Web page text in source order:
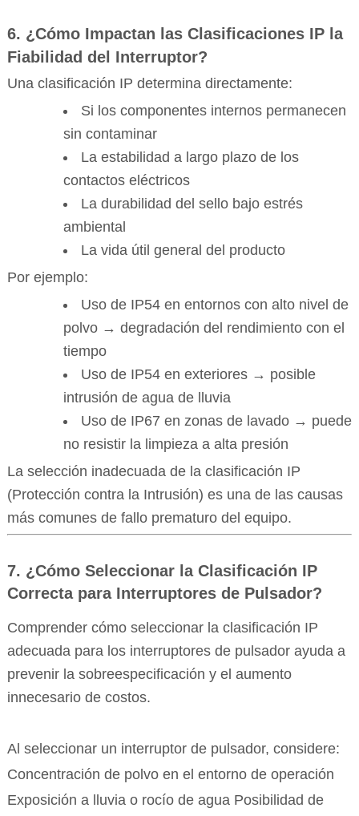
6. ¿Cómo Impactan las Clasificaciones IP la
Fiabilidad del Interruptor?
Una clasificación IP determina directamente:
Si los componentes internos permanecen
sin contaminar
La estabilidad a largo plazo de los
contactos eléctricos
La durabilidad del sello bajo estrés
ambiental
La vida útil general del producto
Por ejemplo:
Uso de IP54 en entornos con alto nivel de
polvo → degradación del rendimiento con el
tiempo
Uso de IP54 en exteriores → posible
intrusión de agua de lluvia
Uso de IP67 en zonas de lavado → puede
no resistir la limpieza a alta presión
La selección inadecuada de la clasificación IP
(Protección contra la Intrusión) es una de las causas
más comunes de fallo prematuro del equipo.
7. ¿Cómo Seleccionar la Clasificación IP
Correcta para Interruptores de Pulsador?
Comprender cómo seleccionar la clasificación IP
adecuada para los interruptores de pulsador ayuda a
prevenir la sobreespecificación y el aumento
innecesario de costos.
Al seleccionar un interruptor de pulsador, considere:
Concentración de polvo en el entorno de operación
Exposición a lluvia o rocío de agua Posibilidad de